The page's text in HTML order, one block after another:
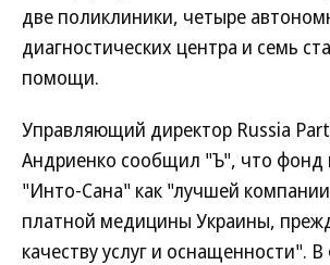
две поликлиники, четыре
диагностических центра и семь
помощи.
Управляющий директор Russia
Андриенко сообщил "Ъ", что фонд
"Инто-Сана" как "лучшей
платной медицины Украины,
качеству услуг и оснащенности".